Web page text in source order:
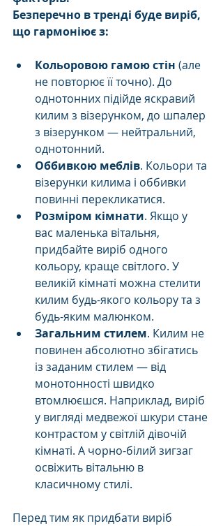
Безперечно в тренді буде виріб,
що гармоніює з:
Кольоровою гамою стін (але
не повторює її точно). До
однотонних підійде яскравий
килим з візерунком, до шпалер
з візерунком — нейтральний,
однотонний.
Оббивкою меблів. Кольори та
візерунки килима і оббивки
повинні перекликатися.
Розміром кімнати. Якщо у
вас маленька вітальня,
придбайте виріб одного
кольору, краще світлого. У
великій кімнаті можна стелити
килим будь-якого кольору та з
будь-яким малюнком.
Загальним стилем. Килим не
повинен абсолютно збігатись
із заданим стилем — від
монотонності швидко
втомлюєшся. Наприклад, виріб
у вигляді медвежої шкури стане
контрастом у світлій дівочій
кімнаті. А чорно-білий зигзаг
освіжить вітальню в
класичному стилі.
Перед тим як придбати виріб